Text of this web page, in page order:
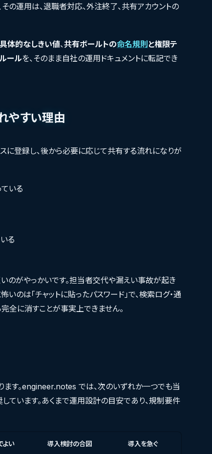
その運用は、退職者対応、外注終了、共有アカウントの
体的なしきい値、共有ボールトの命名規則と権限テ
ールを、そのまま自社の運用ドキュメントに転記でき
やすい理由
登録し、後から必要に応じて共有する流れになりが
いる
る
のがやっかいです。担当者交代や漏えい事故が起き
のは「チャットに貼ったパスワード」で、検索ログ・通
完全に消すことが事実上できません。
ます。engineer.notes では、次のいずれか一つでも当
ています。あくまで運用設計の目安であり、規制要件
よい 導入検討の合図 導入を急ぐ